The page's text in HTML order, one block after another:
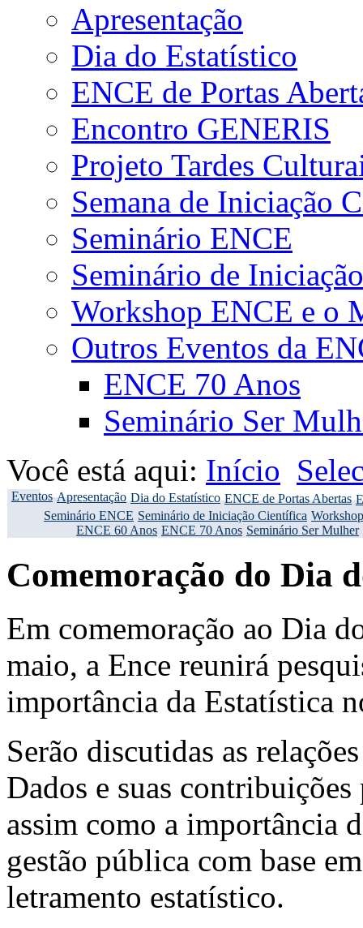
Apresentação
Dia do Estatístico
ENCE de Portas
Encontro GENERIS
Projeto Tardes
Semana de Iniciação
Seminário ENCE
Seminário de
Workshop ENCE e o
Outros Eventos da
ENCE 70 Anos
Seminário Ser
Você está aqui: Início
Eventos Apresentação Dia do Estatístico ENCE de Portas Abertas
Seminário ENCE Seminário de Iniciação Científica
ENCE 60 Anos ENCE 70 Anos Seminário Ser Mulher
Comemoração do Dia
Em comemoração ao Dia
maio, a Ence reunirá
importância da Estatística
Serão discutidas as
Dados e suas
assim como a importância
gestão pública com base
letramento estatístico.